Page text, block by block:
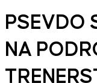
PSEVDO
NA